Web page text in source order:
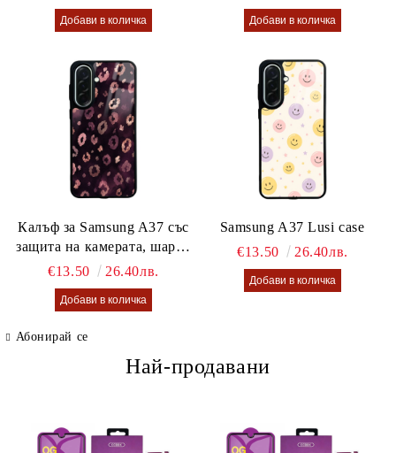
Калъф за Samsung A37 със
защита на камерата, шарен
калъф Lusi case
€13.50 26.40лв.
Samsung A37 Lusi case
€13.50
26.40лв.
Абонирай се
Най-продавани